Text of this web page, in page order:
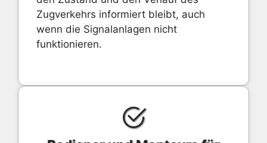
Zugverkehrs informiert bleibt, auch
wenn die Signalanlagen nicht
funktionieren.